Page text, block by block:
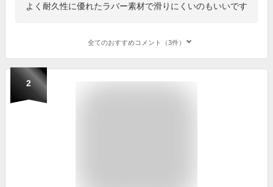
よく耐久性に優れたラバー素材で滑りにくいのもいいです
全てのおすすめコメント（3件）
2